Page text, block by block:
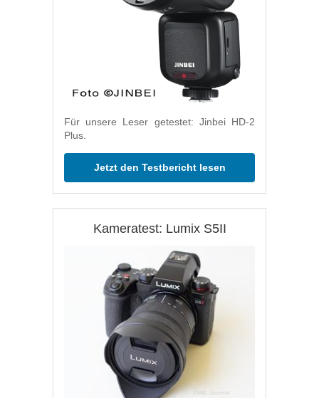
Für unsere Leser getestet: Jinbei HD-2
Plus.
Jetzt den Testbericht lesen
Kameratest: Lumix S5II